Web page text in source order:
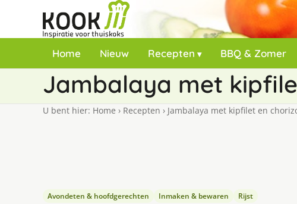
Home Nieuw Recepten BBQ & Zomer
Jambalaya met
U bent hier: Home › Recepten › Jambalaya met kipfilet en
Avondeten & hoofdgerechten Inmaken & bewaren Rijst